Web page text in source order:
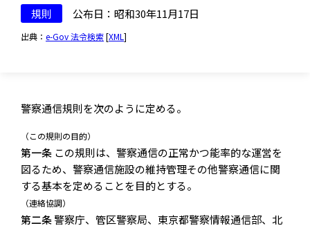
規則 公布日：昭和30年11月17日
出典： e-Gov 法令検索[XML ]
警察通信規則を次のように定める。
（この規則の目的）
第一条 この規則は、警察通信の正常かつ能率的な運営を
図るため、警察通信施設の維持管理その他警察通信に関
する基本を定めることを目的とする。
（連絡協調）
第二条警察庁、管区警察局、東京都警察情報通信部、北